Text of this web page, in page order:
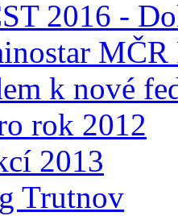
2016 -
MČR
k nové
rok 2012
2013
Trutnov